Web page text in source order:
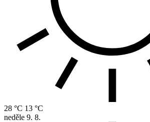
28 °C 13 °C
neděle 9. 8.